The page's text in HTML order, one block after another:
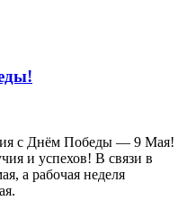
с Днём Победы — 9 Мая!
и успехов! В связи в
а рабочая неделя